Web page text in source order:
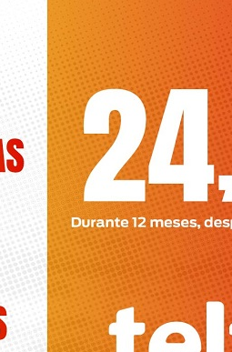
Bonoloto
Primitiva
El Gordo
Loteria
Once